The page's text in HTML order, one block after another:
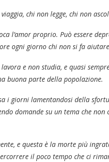
chi non legge, chi non
l’amor proprio. Può essere
ogni giorno chi non si fa
e non studia, e quasi
buona parte della popolazione.
i giorni lamentandosi della
domande su un tema che non
e questa è la morte più
il poco tempo che ci